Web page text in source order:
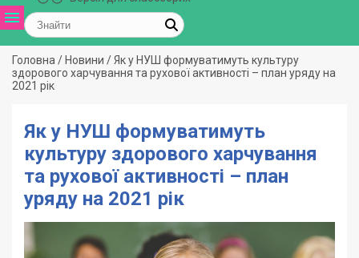
Головна / Новини /Як у НУШ формуватимуть культуру
здорового харчування та рухової активності – план уряду на
2021 рік
Як у НУШ формуватимуть
культуру здорового харчування
та рухової активності – план
уряду на 2021 рік